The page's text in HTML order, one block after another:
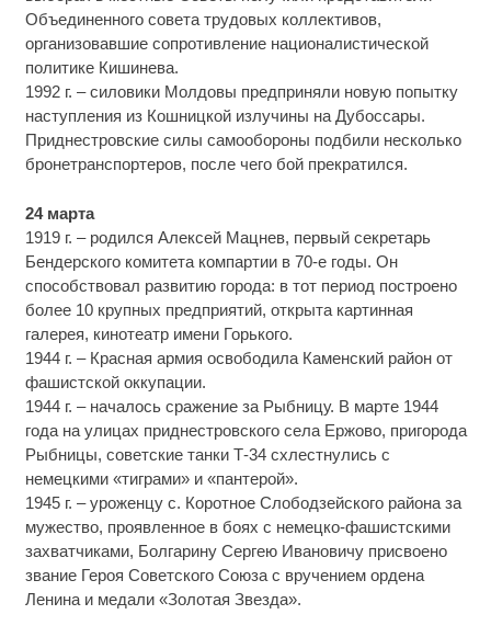
Объединенного совета трудовых коллективов,
организовавшие сопротивление националистической
политике Кишинева.
1992 г. – силовики Молдовы предприняли новую попытку
наступления из Кошницкой излучины на Дубоссары.
Приднестровские силы самообороны подбили несколько
бронетранспортеров, после чего бой прекратился.
24 марта
1919 г. – родился Алексей Мацнев, первый секретарь
Бендерского комитета компартии в 70-е годы. Он
способствовал развитию города: в тот период построено
более 10 крупных предприятий, открыта картинная
галерея, кинотеатр имени Горького.
1944 г. – Красная армия освободила Каменский район от
фашистской оккупации.
1944 г. – началось сражение за Рыбницу. В марте 1944
года на улицах приднестровского села Ержово, пригорода
Рыбницы, советские танки Т-34 схлестнулись с
немецкими «тиграми» и «пантерой».
1945 г. – уроженцу с. Коротное Слободзейского района за
мужество, проявленное в боях с немецко-фашистскими
захватчиками, Болгарину Сергею Ивановичу присвоено
звание Героя Советского Союза с вручением ордена
Ленина и медали «Золотая Звезда».